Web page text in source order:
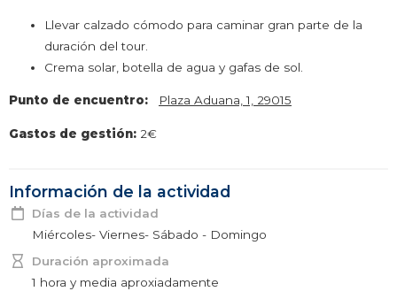
Llevar calzado cómodo para caminar gran parte de la
duración del tour.
Crema solar, botella de agua y gafas de sol.
Punto de encuentro: Plaza Aduana, 1, 29015
Gastos de gestión: 2€
Información de la actividad
Días de la actividad
Miércoles- Viernes- Sábado - Domingo
Duración aproximada
1 hora y media aproxiadamente